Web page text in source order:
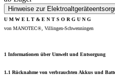
Hinweise zur
U M W E L T & E N T S O R G U N G
von MANOTEC®, Villingen-Schwenningen
1 Informationen über Umwelt und Entsorgung
1.1 Rücknahme von verbrauchten Akkus und